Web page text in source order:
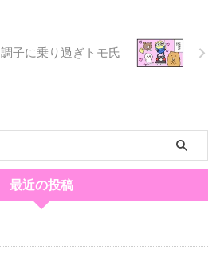
調子に乗り過ぎトモ氏
最近の投稿